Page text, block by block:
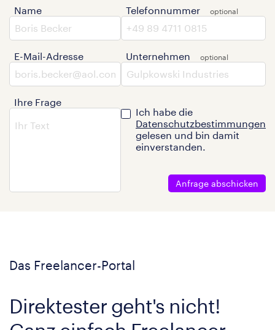
Name
E-Mail-Adresse
Ihre Frage
Telefonnummer
Unternehmen
Ich habe die
Datenschutzbestimmungen
gelesen und bin damit
einverstanden.
Anfrage abschicken
Das Freelancer-Portal
Direktester geht's nicht!